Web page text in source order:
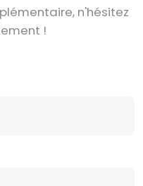
n'hésitez
!